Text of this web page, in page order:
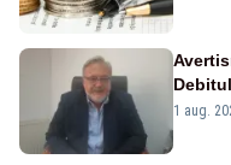
1 aug.